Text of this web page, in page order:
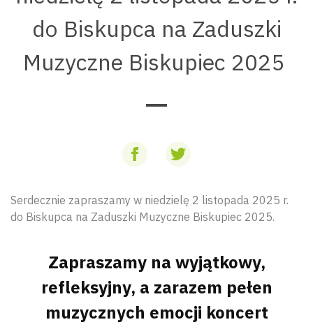
do Biskupca na Zaduszki
Muzyczne Biskupiec 2025
Serdecznie zapraszamy w niedzielę 2 listopada 2025 r.
do Biskupca na Zaduszki Muzyczne Biskupiec 2025.
Zapraszamy na wyjątkowy,
refleksyjny, a zarazem pełen
muzycznych emocji koncert